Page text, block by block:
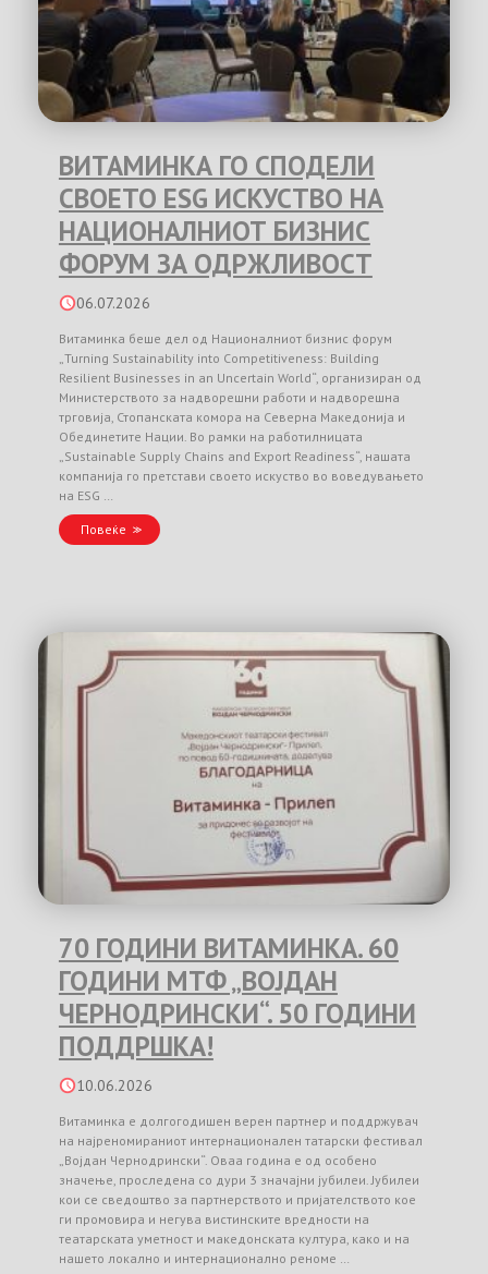
ВИТАМИНКА ГО СПОДЕЛИ
СВОЕТО ESG ИСКУСТВО НА
НАЦИОНАЛНИОТ БИЗНИС
ФОРУМ ЗА ОДРЖЛИВОСТ
06.07.2026
Витаминка беше дел од Националниот бизнис форум
„Turning Sustainability into Competitiveness: Building
Resilient Businesses in an Uncertain World“, организиран од
Министерството за надворешни работи и надворешна
трговија, Стопанската комора на Северна Македонија и
Обединетите Нации. Во рамки на работилницата
„Sustainable Supply Chains and Export Readiness“, нашата
компанија го претстави своето искуство во воведувањето
на ESG …
Повеќе
70 ГОДИНИ ВИТАМИНКА. 60
ГОДИНИ МТФ „ВОЈДАН
ЧЕРНОДРИНСКИ“. 50 ГОДИНИ
ПОДДРШКА!
10.06.2026
Витаминка е долгогодишен верен партнер и поддржувач
на најреномираниот интернационален татарски фестивал
„Војдан Чернодрински“. Оваа година е од особено
значење, проследена со дури 3 значајни јубилеи. Јубилеи
кои се сведоштво за партнерството и пријателството кое
ги промовира и негува вистинските вредности на
театарската уметност и македонската култура, како и на
нашето локално и интернационално реноме …